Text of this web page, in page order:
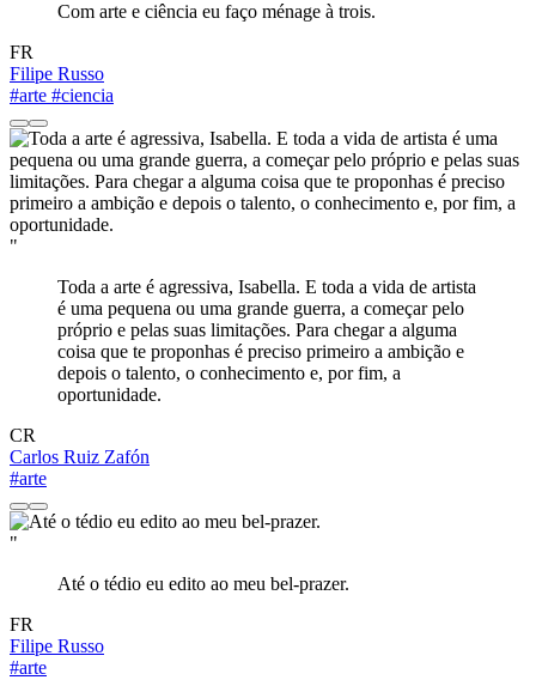
Com arte e ciência eu faço ménage à trois.
FR
Filipe Russo
#arte #ciencia
"
Toda a arte é agressiva, Isabella. E toda a vida de artista
é uma pequena ou uma grande guerra, a começar pelo
próprio e pelas suas limitações. Para chegar a alguma
coisa que te proponhas é preciso primeiro a ambição e
depois o talento, o conhecimento e, por fim, a
oportunidade.
CR
Carlos Ruiz Zafón
#arte
"
Até o tédio eu edito ao meu bel-prazer.
FR
Filipe Russo
#arte